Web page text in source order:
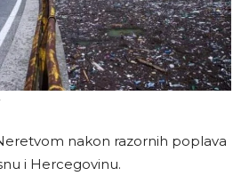
nakon razornih poplava
i Hercegovinu.